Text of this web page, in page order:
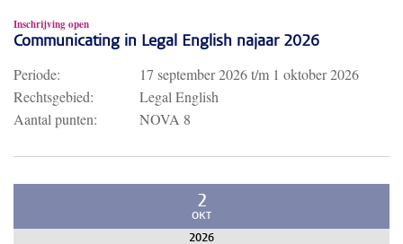
Inschrijving open
Communicating in Legal English najaar 2026
Periode: 17 september 2026t/m 1 oktober 2026
Rechtsgebied:
Legal English
Aantal punten:
NOVA 8
2
OKT
2026